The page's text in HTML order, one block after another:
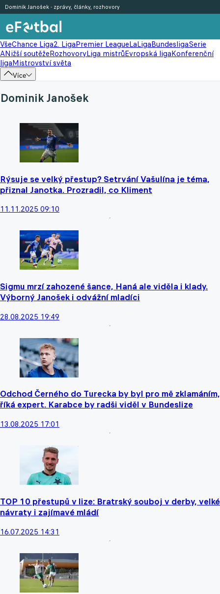
VšeChance Liga2. LigaPremier LeagueLaLigaBundesligaSerie
ANižší soutěžeRozhovoryLiga mistrůEvropská ligaKonferenční
ligaMistrovství světa
Více
Dominik Janošek - zprávy, články, rozhovory
Dominik Janošek
Rýsuje se velký přestup? Setrvání Vašulína je téma,
přiznal Janotka. Prozradil, co Kliment
11.11.2025 09:10
Sigmu mrzí zahozené šance, Haná ale viděla i klady.
Výborný Janošek i odvážní mladíci
28.08.2025 19:49
Odchod Černého do Turecka by byl pro mě zklamáním,
říká expert. Karabce by radši viděl v Bundeslize
13.08.2025 17:01
TOP 10 přestupů v lize: Bratrský souboj v derby, velké
návraty i zajímavé mládí
16.07.2025 14:31